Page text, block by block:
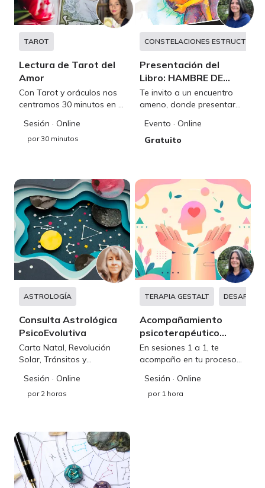
TAROT
Lectura de Tarot del
Amor
Con Tarot y oráculos nos
centramos 30 minutos en la
expareja, persona de tu
interés, familia y amistad
Sesión · Online
por30 minutos
CONSTELACIONES
Presentación del
Libro: HAMBRE DE
MADRE
Te invito a un encuentro
ameno, donde presentaré
MADRE: Sanando la
relación con la madre
Evento · Online
Gratuito
ASTROLOGÍA
Consulta Astrológica
PsicoEvolutiva
Carta Natal, Revolución
Solar, Tránsitos y
Sesión · Online
por 2 horas
TERAPIA GESTALT
Acompañamiento
psicoterapéutico
gestáltico
En sesiones 1 a 1, te
acompaño en tu proceso
autoconocimiento y
desarrollo para superar
Sesión · Online
por 1 hora